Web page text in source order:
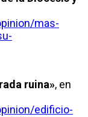
mas-
ruina», en
edificio-